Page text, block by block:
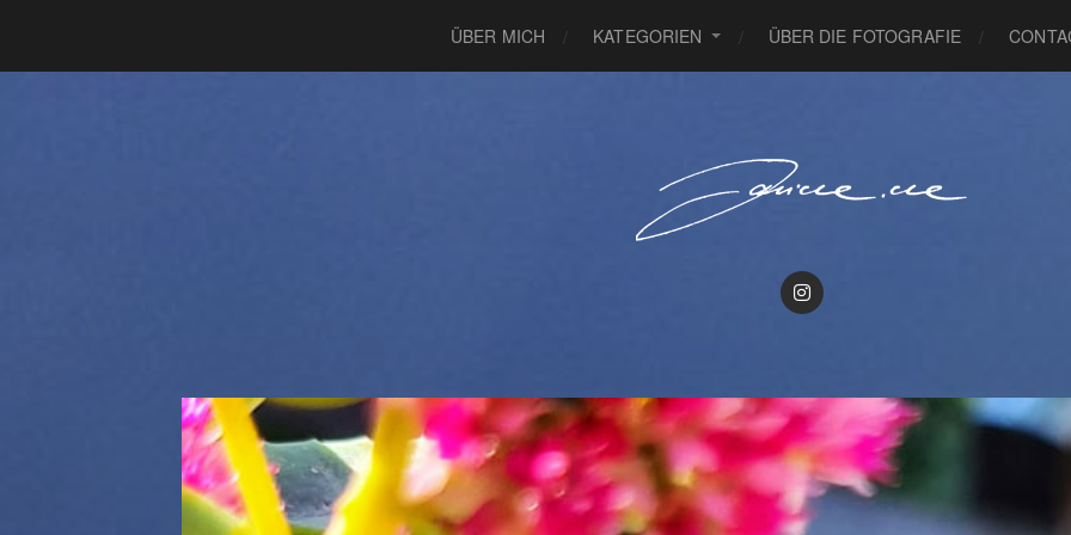
ÜBER MICH KATEGORIEN ÜBER DIE FOTOGRAFIE